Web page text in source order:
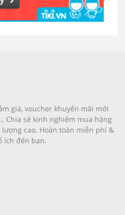
giá, voucher khuyến mãi mới
Chia sẻ kinh nghiệm mua hàng
cao. Hoàn toàn miễn phí &
ích đến bạn.